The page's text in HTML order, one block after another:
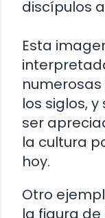
discípulos
Esta
los siglos,
ser
la cultura
hoy.
Otro
la figura de